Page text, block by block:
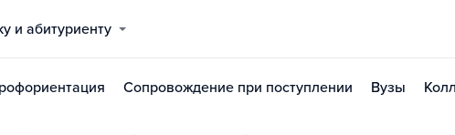
и абитуриенту
Сопровождение при поступлении Вузы